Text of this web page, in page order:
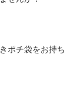
ポチ袋をお持ち